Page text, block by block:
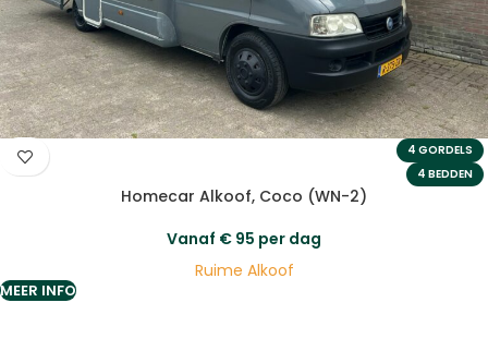
4 GORDELS
4 BEDDEN
Homecar Alkoof, Coco (WN-2)
Vanaf € 95 per dag
Ruime Alkoof
MEER INFO